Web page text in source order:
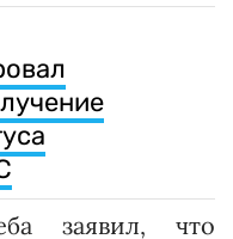
заявил, что